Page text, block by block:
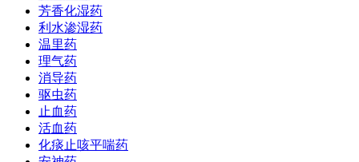
芳香化湿药
利水渗湿药
温里药
理气药
消导药
驱虫药
止血药
活血药
化痰止咳平喘药